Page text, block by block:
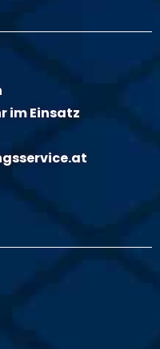
im Einsatz